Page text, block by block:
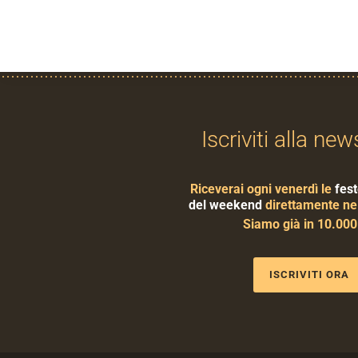
Iscriviti alla
Riceverai ogni venerdì le
del weekenddirettamente
Siamo già in
ISCRIVITI ORA